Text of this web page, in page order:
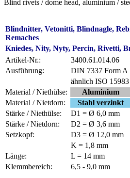
Blind rivets / dome head, aluminium /
Blindnitter, Vetonitti, Blindnagle,
Remaches
Kniedes, Nity, Nyty, Percin, Rivetti,
Artikel-Nr.:
3400.61.014.06
Ausführung:
DIN 7337 Form A
ähnlich ISO 15983
Material / Niethülse:
Aluminium
Material / Nietdorn:
Stahl verzinkt
Stärke / Niethülse:
D1 = Ø 6,0 mm
Stärke / Nietdorn:
D2 = Ø 3,6 mm
Setzkopf:
D3 = Ø 12,0 mm
K = 1,8 mm
Länge:
L = 14 mm
Klemmbereich:
6,5 - 9,0 mm